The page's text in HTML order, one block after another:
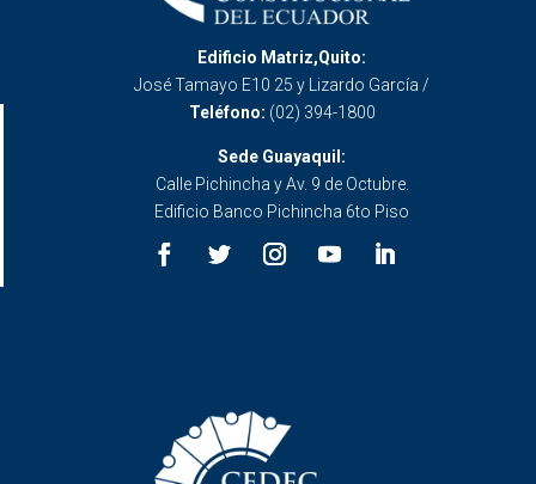
Edificio Matriz,Quito:
José Tamayo E10 25 y Lizardo García /
Teléfono: (02) 394-1800
Sede Guayaquil:
Calle Pichincha y Av. 9 de Octubre.
Edificio Banco Pichincha 6to Piso